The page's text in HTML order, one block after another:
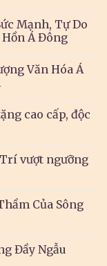
Mạnh, Tự Do
Á Đông
Văn Hóa Á
cao cấp, độc
vượt ngưỡng
Của Sông
Đầy Ngẫu